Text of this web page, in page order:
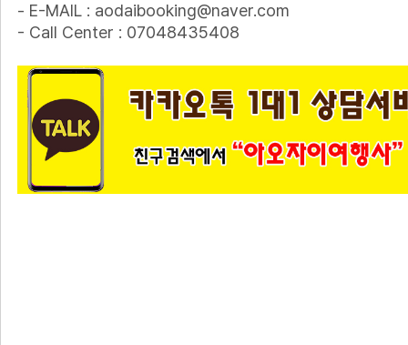
- E-MAIL : aodaibooking@naver.com
- Call Center : 07048435408